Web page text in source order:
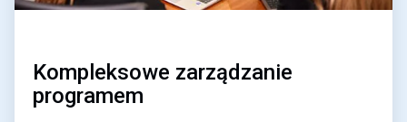
Kompleksowe zarządzanie
programem